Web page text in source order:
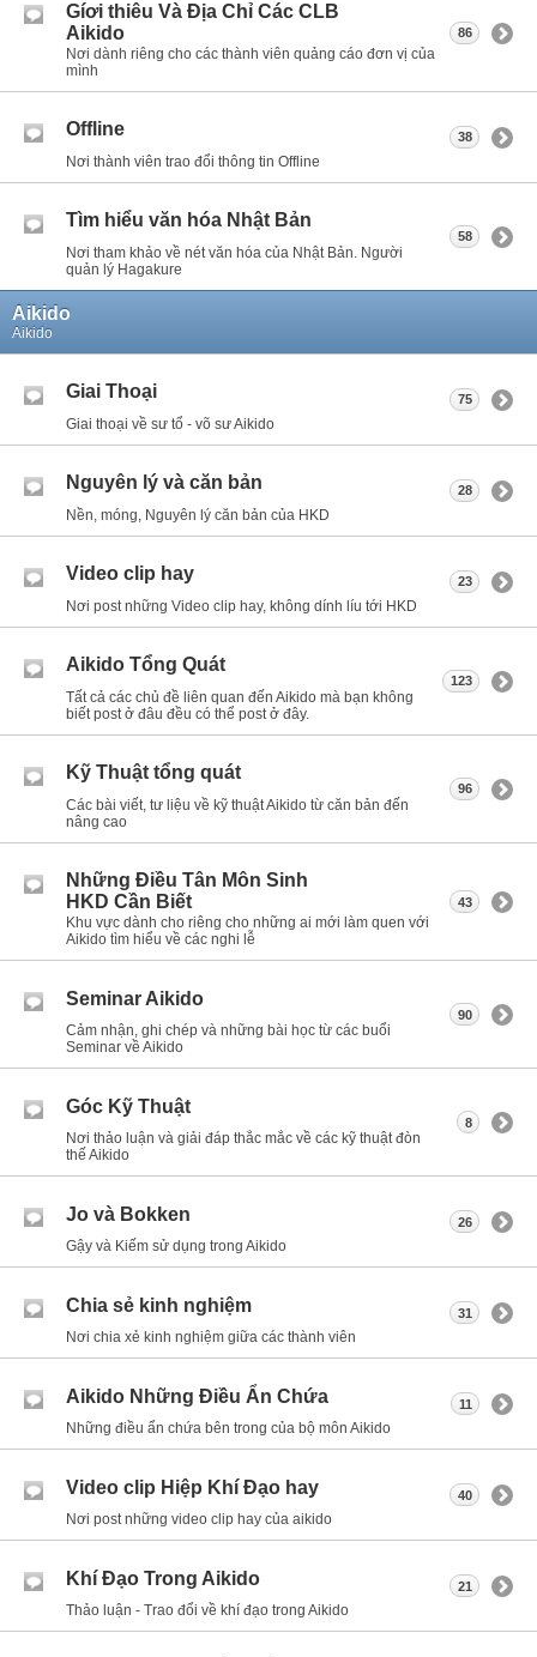
Gíơi thiêu Và Địa Chỉ Các CLB
Aikido
Nơi dành riêng cho các thành viên quảng cáo đơn vị của
mình
86
Offline
Nơi thành viên trao đổi thông tin Offline
38
Tìm hiểu văn hóa Nhật Bản
Nơi tham khảo về nét văn hóa của Nhật Bản. Người
quản lý Hagakure
58
Aikido
Aikido
Giai Thoại
Giai thoại về sư tổ - võ sư Aikido
75
Nguyên lý và căn bản
Nền, móng, Nguyên lý căn bản của HKD
28
Video clip hay
Nơi post những Video clip hay, không dính líu tới HKD
23
Aikido Tổng Quát
Tất cả các chủ đề liên quan đến Aikido mà bạn không
biết post ở đâu đều có thể post ở đây.
123
Kỹ Thuật tổng quát
Các bài viết, tư liệu về kỹ thuật Aikido từ căn bản đến
nâng cao
96
Những Điều Tân Môn Sinh
HKD Cần Biết
Khu vực dành cho riêng cho những ai mới làm quen với
Aikido tìm hiểu về các nghi lễ
43
Seminar Aikido
Cảm nhận, ghi chép và những bài học từ các buổi
Seminar về Aikido
90
Góc Kỹ Thuật
Nơi thảo luận và giải đáp thắc mắc về các kỹ thuật đòn
thế Aikido
8
Jo và Bokken
Gậy và Kiếm sử dụng trong Aikido
26
Chia sẻ kinh nghiệm
Nơi chia xẻ kinh nghiệm giữa các thành viên
31
Aikido Những Điều Ẩn Chứa
Những điều ẩn chứa bên trong của bộ môn Aikido
11
Video clip Hiệp Khí Đạo hay
Nơi post những video clip hay của aikido
40
Khí Đạo Trong Aikido
Thảo luận - Trao đổi về khí đạo trong Aikido
21